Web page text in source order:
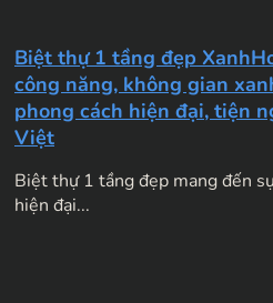
Biệt thự 1 tầng đẹp
công năng, không gian
phong cách hiện đại, tiện
Việt
Biệt thự 1 tầng đẹp mang đến
hiện đại...